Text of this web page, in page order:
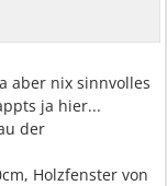
aber nix sinnvolles
ja hier...
der
Holzfenster von